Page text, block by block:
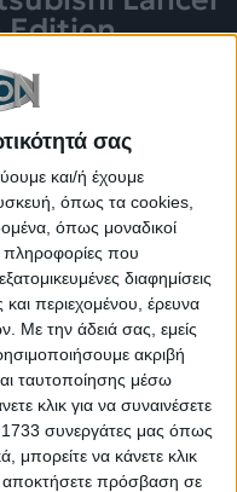
σας
και/ή έχουμε
όπως τα cookies,
όπως μοναδικοί
πληροφορίες που
διαφημίσεις
περιεχομένου, έρευνα
Με την άδειά σας, εμείς
ακριβή
ταυτοποίησης μέσω
κλικ για να συναινέσετε
1733 συνεργάτες μας όπως
μπορείτε να κάνετε κλικ
αποκτήσετε πρόσβαση σε
Edition